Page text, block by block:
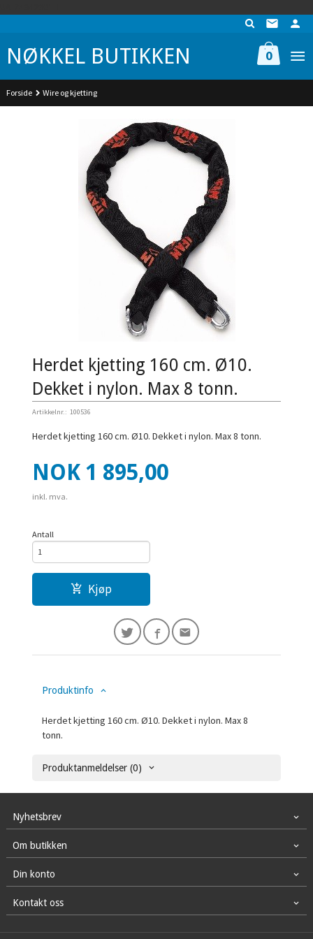
NØKKEL BUTIKKEN 0
Forside Wire og kjetting
Herdet kjetting 160 cm. Ø10.
Dekket i nylon. Max 8 tonn.
Artikkelnr.: 100536
Herdet kjetting 160 cm. Ø10. Dekket i nylon. Max 8 tonn.
Pris
NOK 1 895,00
inkl. mva.
Antall
Kjøp
Produktinfo
Herdet kjetting 160 cm. Ø10. Dekket i nylon. Max 8
tonn.
Produktanmeldelser (0)
Nyhetsbrev
Om butikken
Din konto
Kontakt oss